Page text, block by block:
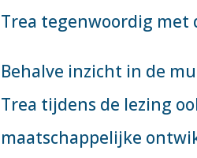
Trea tegenwoordig met
Behalve inzicht in de
Trea tijdens de lezing
maatschappelijke